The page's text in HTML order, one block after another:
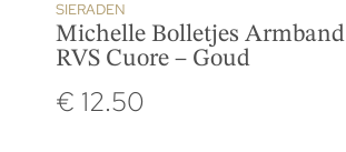
SIERADEN
Michelle Bolletjes Armband
RVS Cuore – Goud
€ 12.50